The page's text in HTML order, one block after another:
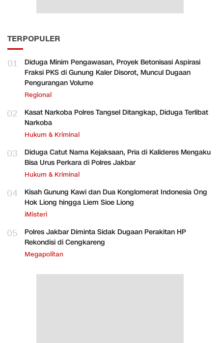
TERPOPULER
01
Diduga Minim Pengawasan, Proyek Betonisasi Aspirasi
Fraksi PKS di Gunung Kaler Disorot, Muncul Dugaan
Pengurangan Volume
Regional
02
Kasat Narkoba Polres Tangsel Ditangkap, Diduga Terlibat
Narkoba
Hukum & Kriminal
03
Diduga Catut Nama Kejaksaan, Pria di Kalideres Mengaku
Bisa Urus Perkara di Polres Jakbar
Hukum & Kriminal
04
Kisah Gunung Kawi dan Dua Konglomerat Indonesia Ong
Hok Liong hingga Liem Sioe Liong
iMisteri
05
Polres Jakbar Diminta Sidak Dugaan Perakitan HP
Rekondisi di Cengkareng
Megapolitan